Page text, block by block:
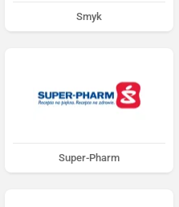
Smyk
Super-Pharm